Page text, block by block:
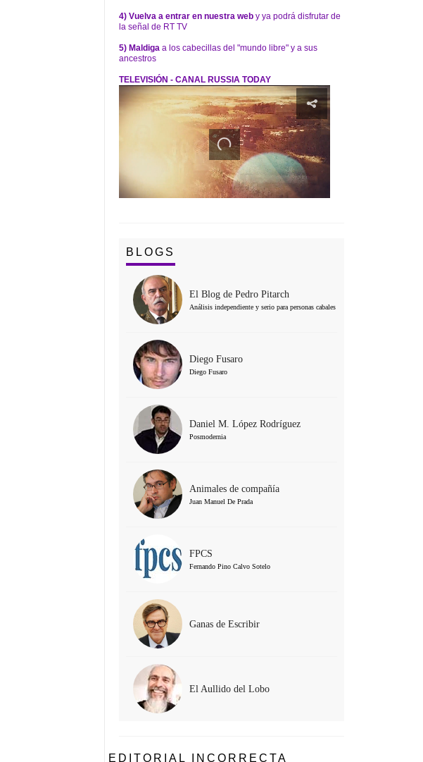
4) Vuelva a entrar en nuestra web y ya podrá disfrutar de
la señal de RT TV
5) Maldiga a los cabecillas del "mundo libre" y a sus
ancestros
TELEVISIÓN - CANAL RUSSIA TODAY
BLOGS
El Blog de Pedro Pitarch
Análisis independiente y serio para personas cabales
Diego Fusaro
Diego Fusaro
Daniel M. López Rodríguez
Posmodernia
Animales de compañía
Juan Manuel De Prada
FPCS
Fernando Pino Calvo Sotelo
Ganas de Escribir
El Aullido del Lobo
EDITORIAL INCORRECTA